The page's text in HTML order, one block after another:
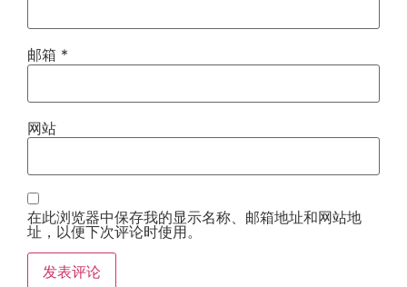
邮箱 *
网站
在此浏览器中保存我的显示名称、邮箱地址和网站地
址，以便下次评论时使用。